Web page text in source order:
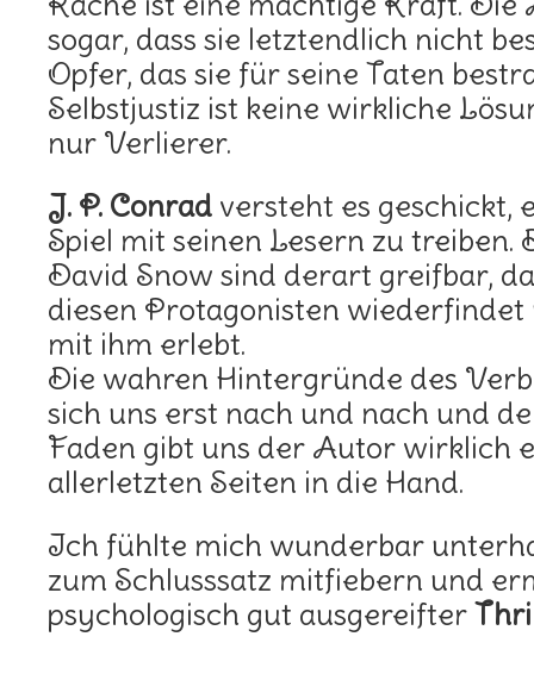
sogar, dass sie letztendlich nicht
Opfer, das sie für seine Taten
Selbstjustiz ist keine wirkliche
nur Verlierer.
J. P. Conrad versteht es geschickt,
Spiel mit seinen Lesern zu treiben.
David Snow sind derart greifbar,
diesen Protagonisten wiederfindet
mit ihm erlebt.
Die wahren Hintergründe des
sich uns erst nach und nach und
Faden gibt uns der Autor wirklich
allerletzten Seiten in die Hand.
Ich fühlte mich wunderbar
zum Schlusssatz mitfiebern und
psychologisch gut ausgereifter